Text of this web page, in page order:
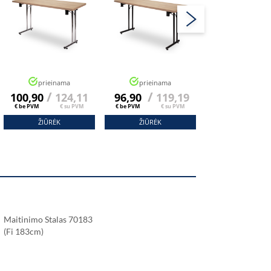
prieinama
100,90
€ be PVM
/ 124,11
€ su PVM
ŽIŪRĖK
prieinama
96,90
€ be PVM
/ 119,19
€ su PVM
ŽIŪRĖK
Maitinimo Stalas 70183
(fi 183cm)